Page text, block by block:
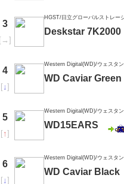
3
[→ ]
HGST/日立グローバルストレー
Deskstar
4
[↓]
Western Digital(WD)/ウェスタ
WD Caviar
5
[↑]
Western Digital(WD)/ウェスタ
WD15EARS
6
[↓]
Western Digital(WD)/ウェスタ
WD Caviar